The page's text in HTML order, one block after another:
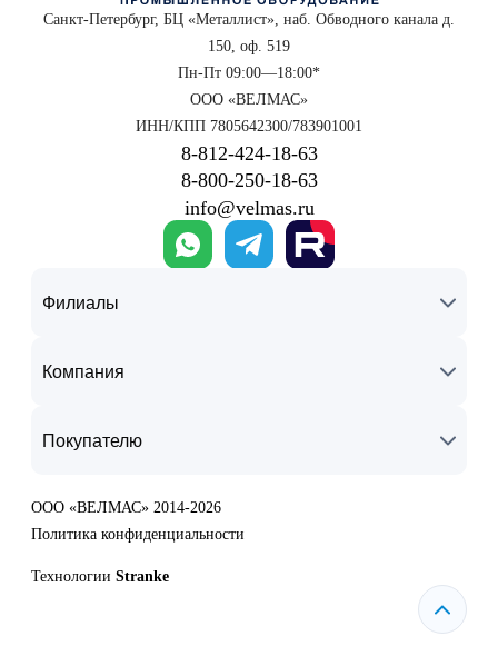
Санкт-Петербург, БЦ «Металлист», наб. Обводного канала д.
150, оф. 519
Пн-Пт 09:00—18:00*
ООО «ВЕЛМАС»
ИНН/КПП 7805642300/783901001
8‑812‑424‑18‑63
8‑800‑250‑18‑63
info@velmas.ru
Филиалы
Компания
Покупателю
ООО «ВЕЛМАС» 2014-2026
Политика конфиденциальности
Технологии Stranke